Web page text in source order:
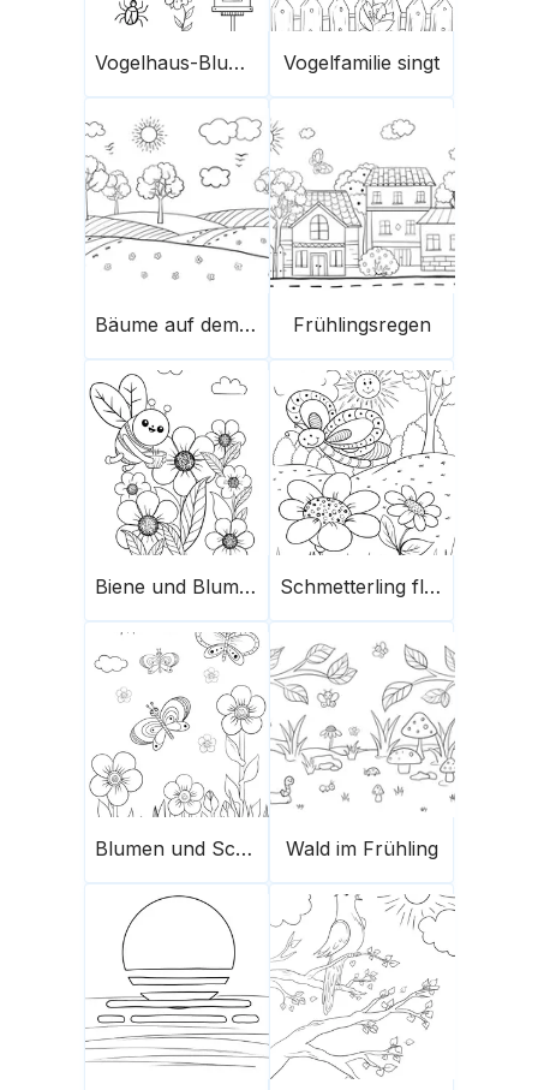
Vogelhaus-Blumen und Schmetterlinge Vogelfamilie singt
Bäume auf dem Feld Frühlingsregen
Biene und Blumen im Frühling Schmetterling fliegt über die Blumen
Blumen und Schmetterlinge Wald im Frühling